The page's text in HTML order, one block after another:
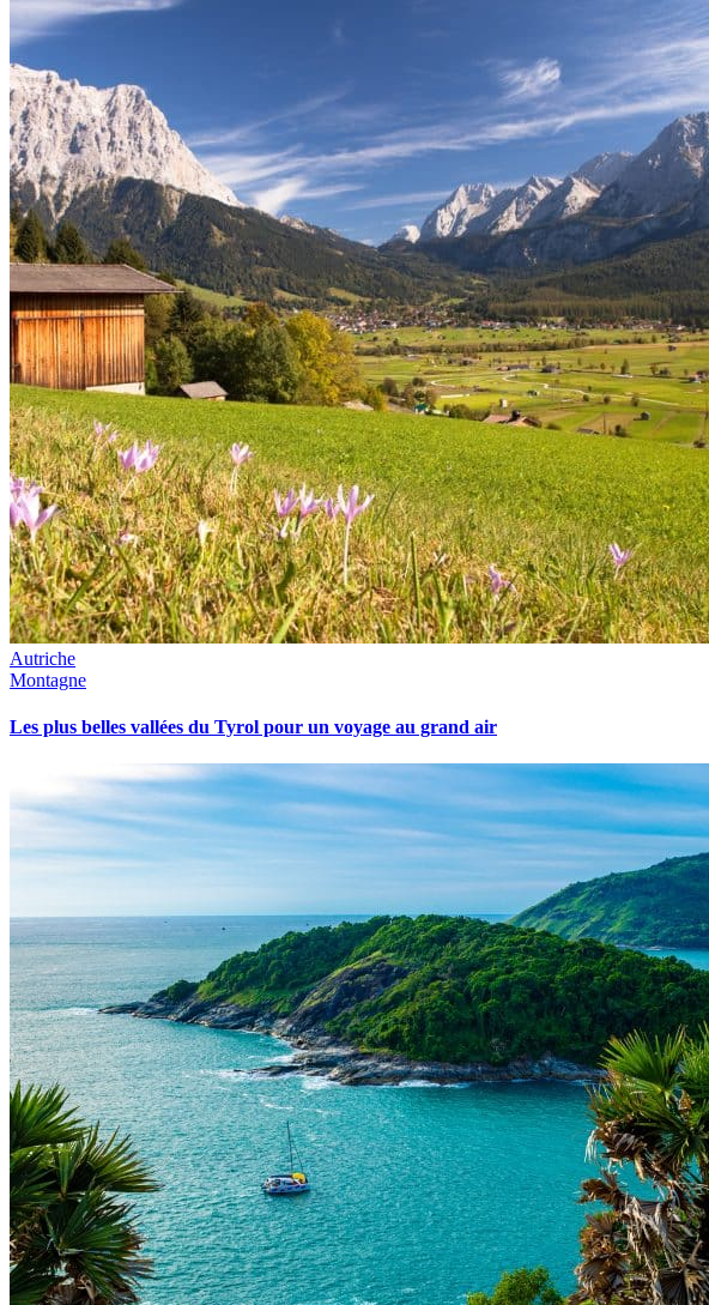
Autriche
Montagne
Les plus belles vallées du Tyrol pour un voyage au grand air